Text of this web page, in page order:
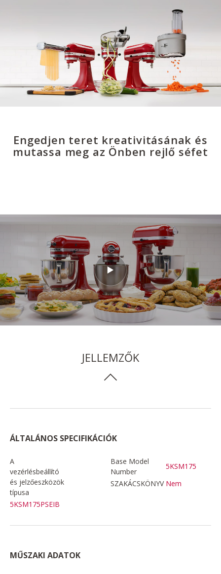
Engedjen teret kreativitásának és
mutassa meg az Önben rejlő séfet
JELLEMZŐK
ÁLTALÁNOS SPECIFIKÁCIÓK
A
vezérlésbeállító
és jelzőeszközök
típusa
5KSM175PSEIB
Base Model
Number
5KSM175
SZAKÁCSKÖNYV Nem
MŰSZAKI ADATOK